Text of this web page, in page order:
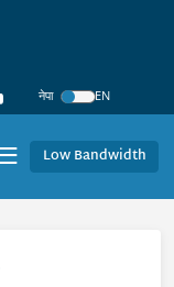
नेपा
EN
Low Bandwidth